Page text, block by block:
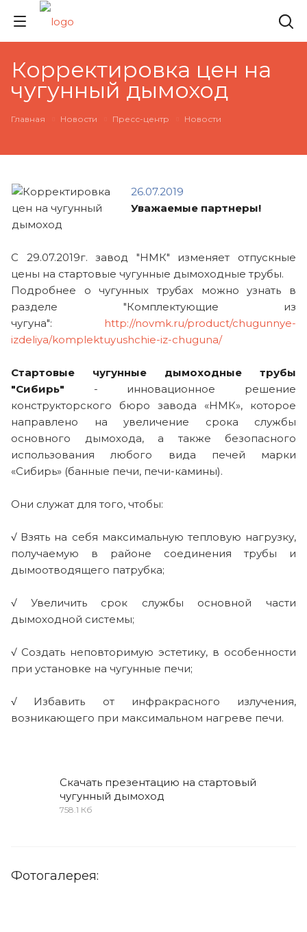
Корректировка цен на
чугунный дымоход
Главная Новости Пресс-центр Новости
26.07.2019
Уважаемые партнеры!
С 29.07.2019г. завод "НМК" изменяет отпускные
цены на стартовые чугунные дымоходные трубы.
Подробнее о чугунных трубах можно узнать в
разделе "Комплектующие из
чугуна": http://novmk.ru/product/chugunnye-
izdeliya/komplektuyushchie-iz-chuguna/
Стартовые чугунные дымоходные трубы
"Сибирь" - инновационное решение
конструкторского бюро завода «НМК», которое
направлено на увеличение срока службы
основного дымохода, а также безопасного
использования любого вида печей марки
«Сибирь» (банные печи, печи-камины).
Они служат для того, чтобы:
√ Взять на себя максимальную тепловую нагрузку,
получаемую в районе соединения трубы и
дымоотводящего патрубка;
√ Увеличить срок службы основной части
дымоходной системы;
√ Создать неповторимую эстетику, в особенности
при установке на чугунные печи;
√ Избавить от инфракрасного излучения,
возникающего при максимальном нагреве печи.
Скачать презентацию на стартовый
чугунный дымоход
758.1 Кб
Фотогалерея: